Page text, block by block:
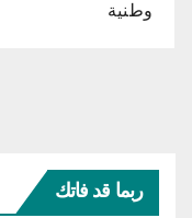
وطنية
ربما قد فاتك